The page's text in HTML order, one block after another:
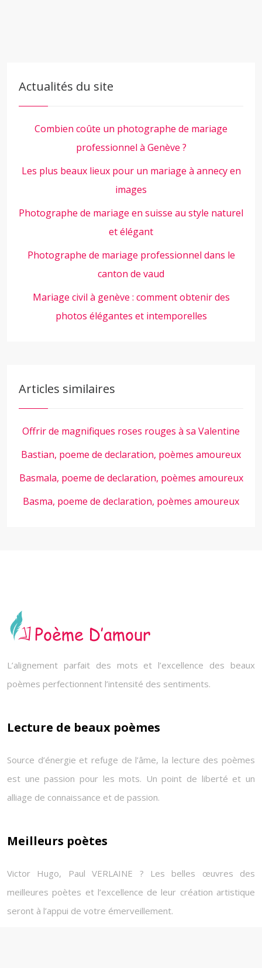
Actualités du site
Combien coûte un photographe de mariage
professionnel à Genève ?
Les plus beaux lieux pour un mariage à annecy en
images
Photographe de mariage en suisse au style naturel
et élégant
Photographe de mariage professionnel dans le
canton de vaud
Mariage civil à genève : comment obtenir des
photos élégantes et intemporelles
Articles similaires
Offrir de magnifiques roses rouges à sa Valentine
Bastian, poeme de declaration, poèmes amoureux
Basmala, poeme de declaration, poèmes amoureux
Basma, poeme de declaration, poèmes amoureux
L’alignement parfait des mots et l’excellence des beaux
poèmes perfectionnent l’intensité des sentiments.
Lecture de beaux poèmes
Source d’énergie et refuge de l’âme, la lecture des poèmes
est une passion pour les mots. Un point de liberté et un
alliage de connaissance et de passion.
Meilleurs poètes
Victor Hugo, Paul VERLAINE ? Les belles œuvres des
meilleures poètes et l’excellence de leur création artistique
seront à l’appui de votre émerveillement.